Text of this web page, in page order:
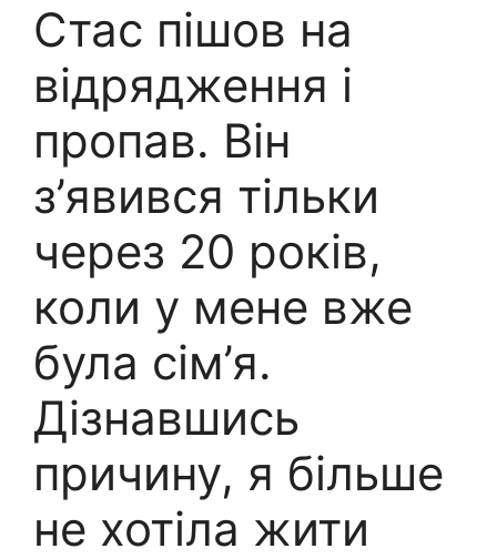
Стас пішов на
відрядження і
пропав. Він
з’явився тільки
через 20 років,
коли у мене вже
була сім’я.
Дізнавшись
причину, я більше
не хотіла жити